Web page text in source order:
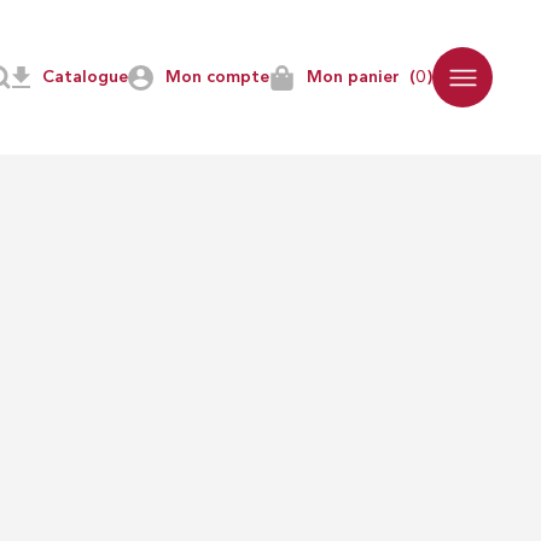
Mon compte Mon panier (0)
Catalogue